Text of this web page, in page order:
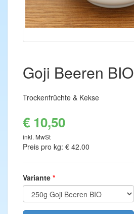
Goji Beeren BIO
Trockenfrüchte & Kekse
€ 10,50
inkl. MwSt
Preis pro kg: € 42.00
Variante